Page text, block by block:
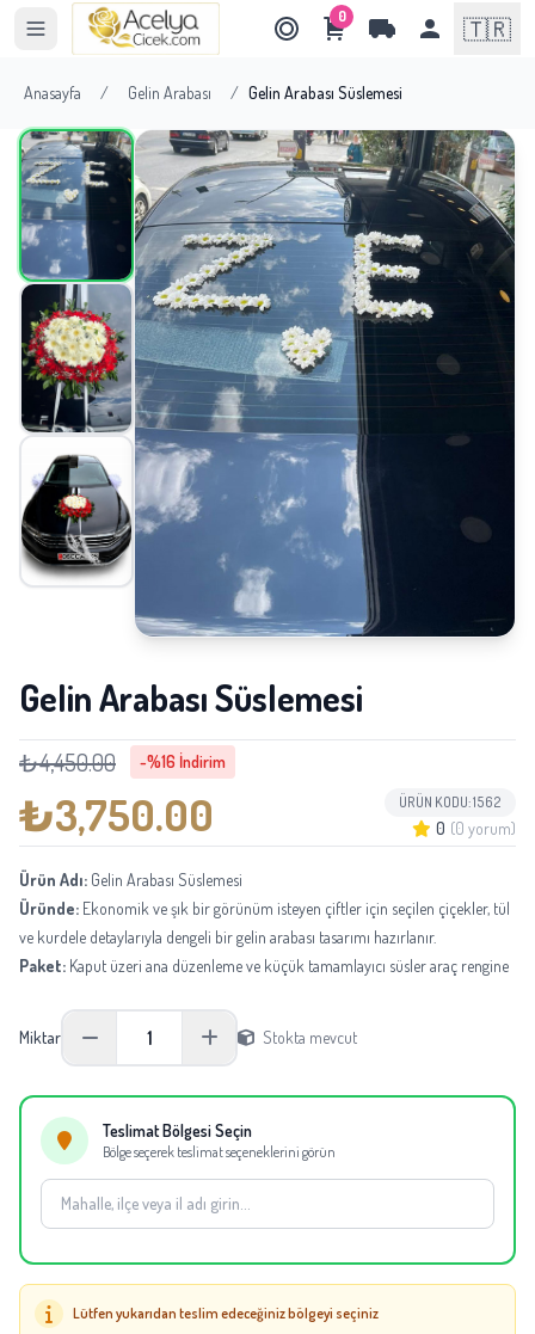
0 🇹🇷
Anasayfa / Gelin Arabası / Gelin Arabası Süslemesi
Gelin Arabası Süslemesi
₺4,450.00 -%16 İndirim
₺3,750.00 ÜRÜN KODU: 1562
0 (0 yorum)
Ürün Adı: Gelin Arabası Süslemesi
Üründe: Ekonomik ve şık bir görünüm isteyen çiftler için seçilen çiçekler, tül
ve kurdele detaylarıyla dengeli bir gelin arabası tasarımı hazırlanır.
Paket: Kaput üzeri ana düzenleme ve küçük tamamlayıcı süsler araç rengine
Araç ölçüsüne göre uygulanır; ana süsleme ortalama 60-80 cm
aralığında görünüm sağlar.
eşdeğer çiçek ve süsleme materyalleri kullanılabilir.
Miktar 1 Stokta mevcut
Teslimat Bölgesi Seçin
Bölge seçerek teslimat seçeneklerini görün
Lütfen yukarıdan teslim edeceğiniz bölgeyi seçiniz